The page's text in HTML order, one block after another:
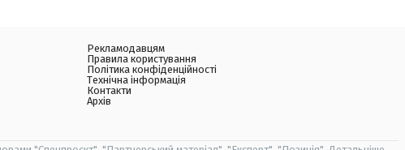
Рекламодавцям
Правила користування
Політика конфіденційності
Технічна інформація
Контакти
Архів